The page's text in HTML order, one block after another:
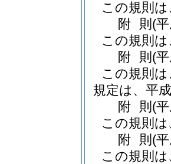
この規則
附 則 (
この規則
附 則 (
この規則
規定は、平
附 則 (
この規則
附 則 (
この規則